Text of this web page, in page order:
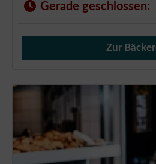
Gerade geschlossen:
Verkauf von Brötchen,
Zur